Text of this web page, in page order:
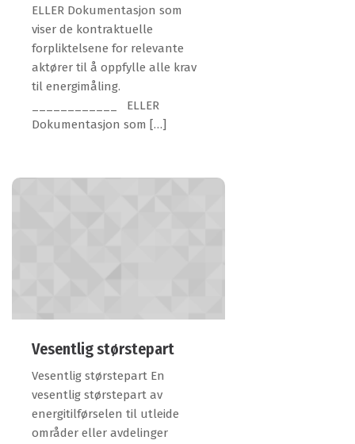
ELLER Dokumentasjon som
viser de kontraktuelle
forpliktelsene for relevante
aktører til å oppfylle alle krav
til energimåling.
____________ ELLER
Dokumentasjon som […]
Vesentlig størstepart
Vesentlig størstepart En
vesentlig størstepart av
energitilførselen til utleide
områder eller avdelinger